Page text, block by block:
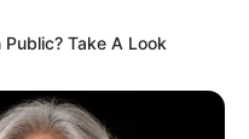
Take A Look